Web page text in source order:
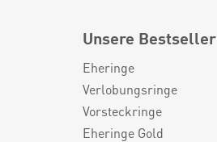
Unsere Bestseller
Eheringe
Verlobungsringe
Vorsteckringe
Eheringe Gold